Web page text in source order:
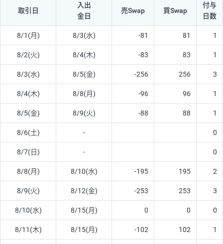
取引日
入出
金日
売Swap 買Swap
付与
日数
8/1(月) 8/3(水) -81 81 1
8/2(火) 8/4(木) -83 83 1
8/3(水) 8/5(金) -256 256 3
8/4(木) 8/8(月) -96 96 1
8/5(金) 8/9(火) -88 88 1
8/6(土) - 0
8/7(日) - 0
8/8(月) 8/10(水) -195 195 2
8/9(火) 8/12(金) -253 253 3
8/10(水) 8/15(月) 0 0 0
8/11(木) 8/15(月) -102 102 1